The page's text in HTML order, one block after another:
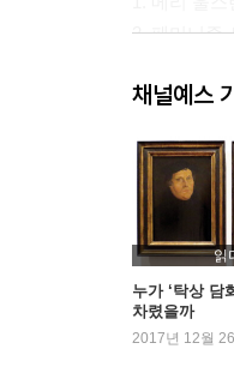
2. 페미니즘
(1) 계몽사상
(3) 계몽사
(4) ‘사적인’
주
더 읽어야
옮긴이에 대
채널예스
읽
누가 ‘탁상 담
차렸을까
2017년 12월